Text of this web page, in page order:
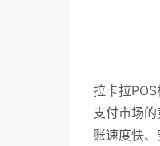
拉卡拉
支付市场
账速度快